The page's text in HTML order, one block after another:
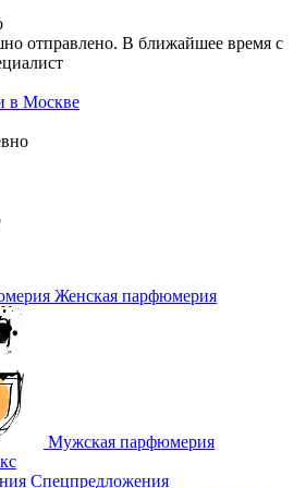
отправлено. В ближайшее время с
Женская парфюмерия
Мужская парфюмерия
Спецпредложения